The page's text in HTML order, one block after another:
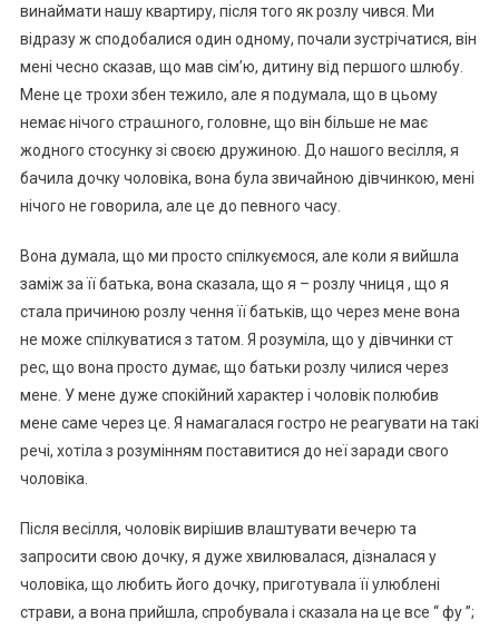
винаймати нашу квартиру, після того як розлу чився. Ми
відразу ж сподобалися один одному, почали зустрічатися, він
мені чесно сказав, що мав сім’ю, дитину від першого шлюбу.
Мене це трохи збен тежило, але я подумала, що в цьому
немає нічого страաного, головне, що він більше не має
жодного стосунку зі своєю дружиною. До нашого весілля, я
бачила дочку чоловіка, вона була звичайною дівчинкою, мені
нічого не говорила, але це до певного часу.
Вона думала, що ми просто спілкуємося, але коли я вийшла
заміж за її батька, вона сказала, що я – розлу чниця , що я
стала причиною розлу чення її батьків, що через мене вона
не може спілкуватися з татом. Я розуміла, що у дівчинки ст
рес, що вона просто думає, що батьки розлу чилися через
мене. У мене дуже спокійний характер і чоловік полюбив
мене саме через це. Я намагалася гостро не реагувати на такі
речі, хотіла з розумінням поставитися до неї заради свого
чоловіка.
Після весілля, чоловік вирішив влаштувати вечерю та
запросити свою дочку, я дуже хвилювалася, дізналася у
чоловіка, що любить його дочку, приготувала її улюблені
страви, а вона прийшла, спробувала і сказала на це все “ фу ”;